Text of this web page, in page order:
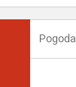
Pogoda